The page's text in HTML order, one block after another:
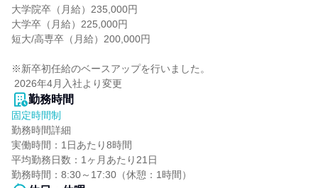
大学院卒（月給）235,000円
大学卒（月給）225,000円
短大/高専卒（月給）200,000円
※新卒初任給のベースアップを行いました。
2026年4月入社より変更
勤務時間
固定時間制
勤務時間詳細
実働時間：1日あたり8時間
平均勤務日数：1ヶ月あたり21日
勤務時間：8:30～17:30（休憩：1時間）